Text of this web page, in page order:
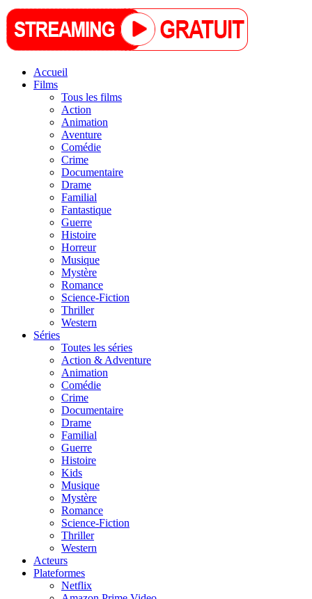
Accueil
Films
Tous les films
Action
Animation
Aventure
Comédie
Crime
Documentaire
Drame
Familial
Fantastique
Guerre
Histoire
Horreur
Musique
Mystère
Romance
Science-Fiction
Thriller
Western
Séries
Toutes les séries
Action & Adventure
Animation
Comédie
Crime
Documentaire
Drame
Familial
Guerre
Histoire
Kids
Musique
Mystère
Romance
Science-Fiction
Thriller
Western
Acteurs
Plateformes
Netflix